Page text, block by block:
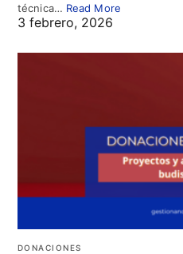
técnica… Read More
3 febrero, 2026
DONACIONES